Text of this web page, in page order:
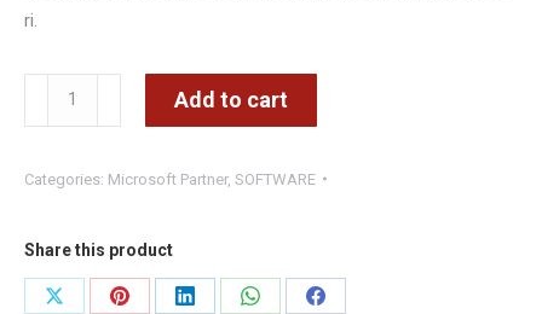
ri.
Microsoft
Authorized
(MAR)
Windows
10
Add to cart
Categories: Microsoft Partner, SOFTWARE
Share this product